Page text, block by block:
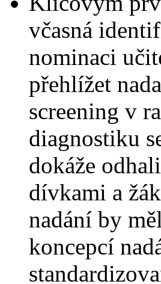
včasná
nominaci
přehlížet
screening v
diagnostiku
dokáže
dívkami a
nadání by
koncepcí